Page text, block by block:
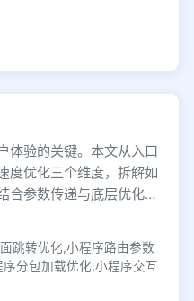
体验的关键。本文从入口
度优化三个维度，拆解如
合参数传递与底层优化消
跳转优化,小程序路由参数
分包加载优化,小程序交互